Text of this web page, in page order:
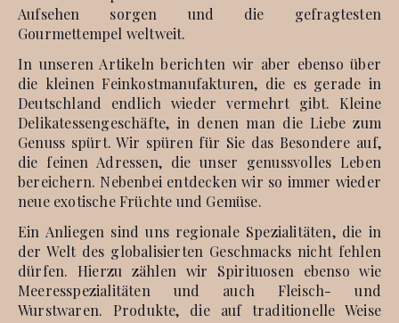
Aufsehen sorgen und die gefragtesten
Gourmettempel weltweit.
In unseren Artikeln berichten wir aber ebenso über
die kleinen Feinkostmanufakturen, die es gerade in
Deutschland endlich wieder vermehrt gibt. Kleine
Delikatessengeschäfte, in denen man die Liebe zum
Genuss spürt. Wir spüren für Sie das Besondere auf,
die feinen Adressen, die unser genussvolles Leben
bereichern. Nebenbei entdecken wir so immer wieder
neue exotische Früchte und Gemüse.
Ein Anliegen sind uns regionale Spezialitäten, die in
der Welt des globalisierten Geschmacks nicht fehlen
dürfen. Hierzu zählen wir Spirituosen ebenso wie
Meeresspezialitäten und auch Fleisch- und
Wurstwaren. Produkte, die auf traditionelle Weise